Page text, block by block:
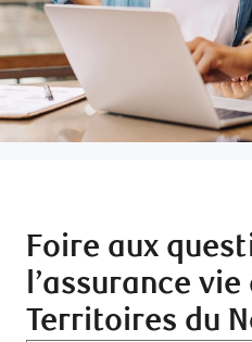
Foire aux
l’assurance
Territoires du